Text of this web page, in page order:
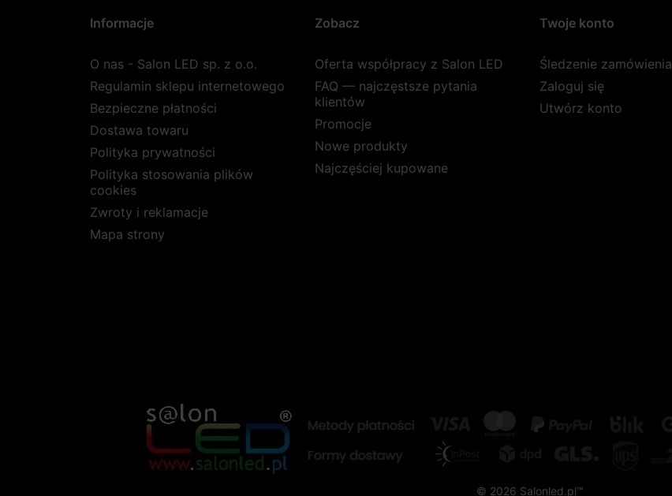
Informacje
O nas - Salon LED sp. z o.o.
Regulamin sklepu internetowego
Bezpieczne płatności
Dostawa towaru
Polityka prywatności
Polityka stosowania plików
cookies
Zwroty i reklamacje
Mapa strony
Zobacz
Oferta współpracy z Salon LED
FAQ — najczęstsze pytania
klientów
Promocje
Nowe produkty
Najczęściej kupowane
Twoje konto
Śledzenie zamówienia
Zaloguj się
Utwórz konto
© 2026 Salonled.pl™